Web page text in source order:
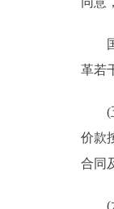
国
革若
(五)
价款
合同
(六)